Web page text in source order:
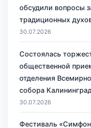
обсудили вопросы
традиционных
30.07.2026
Состоялась
общественной
отделения
собора
30.07.2026
Фестиваль